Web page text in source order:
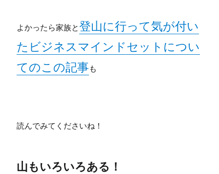
よかったら家族と登山に行って気が付い
たビジネスマインドセットについ
てのこの記事 も
読んでみてくださいね！
山もいろいろある！